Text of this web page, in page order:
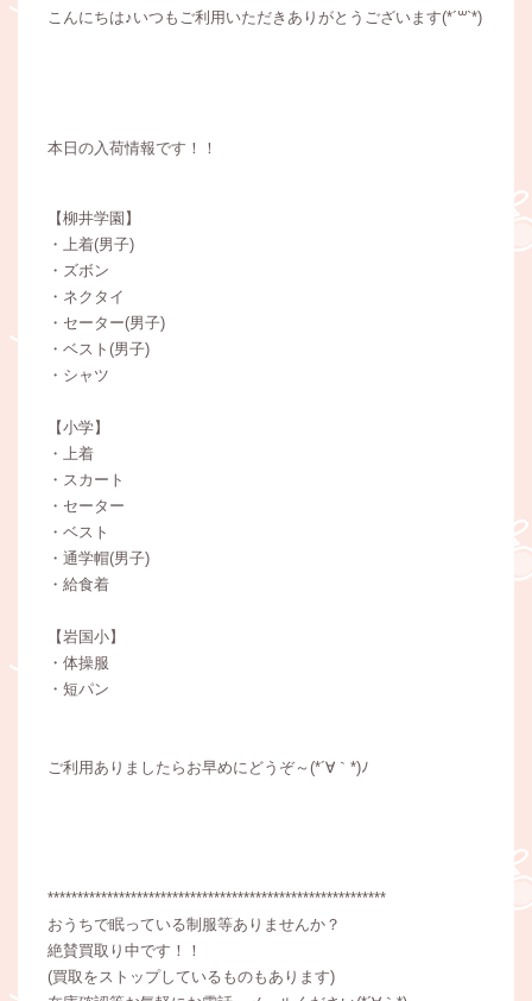
こんにちは♪いつもご利用いただきありがとうございます(*´꒳`*)
本日の入荷情報です！！
【柳井学園】
・上着(男子)
・ズボン
・ネクタイ
・セーター(男子)
・ベスト(男子)
・シャツ
【小学】
・上着
・スカート
・セーター
・ベスト
・通学帽(男子)
・給食着
【岩国小】
・体操服
・短パン
ご利用ありましたらお早めにどうぞ～(*´∀｀*)ﾉ
*********************************************************
おうちで眠っている制服等ありませんか？
絶賛買取り中です！！
(買取をストップしているものもあります)